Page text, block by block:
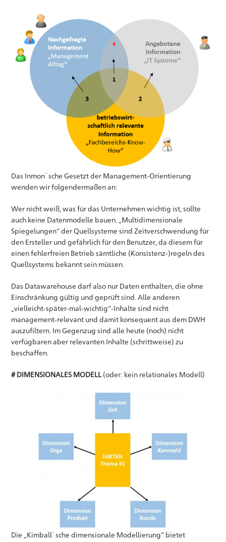
Das Inmon`sche Gesetzt der Management-Orientierung
wenden wir folgendermaßen an:
Wer nicht weiß, was für das Unternehmen wichtig ist, sollte
auch keine Datenmodelle bauen. „Multidimensionale
Spiegelungen“ der Quellsysteme sind Zeitverschwendung für
den Ersteller und gefährlich für den Benutzer, da diesem für
einen fehlerfreien Betrieb sämtliche (Konsistenz-)regeln des
Quellsystems bekannt sein müssen.
Das Datawarehouse darf also nur Daten enthalten, die ohne
Einschränkung gültig und geprüft sind. Alle anderen
„vielleicht-später-mal-wichtig“-Inhalte sind nicht
management-relevant und damit konsequent aus dem DWH
auszufiltern. Im Gegenzug sind alle heute (noch) nicht
verfügbaren aber relevanten Inhalte (schrittweise) zu
beschaffen.
# DIMENSIONALES MODELL(oder: kein relationales Modell)
Die „Kimball`sche dimensionale Modellierung“ bietet